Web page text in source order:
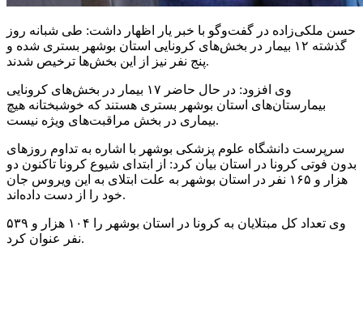
حسن ملکی‌زاده در گفت‌وگو با خبر یار اظهار داشت: طی شبانه روز
گذشته ۱۲ بیمار در بخش‌های کرونایی استان بوشهر بستری شده و
پنج نفر نیز از این بخش‌ها ترخیص شدند.
وی افزود: در حال حاضر ۱۷ بیمار در بخش‌های کرونایی
بیمارستان‌های استان بوشهر بستری هستند که خوشبختانه هیچ
بیماری در بخش مراقبت‌های ویژه نیست.
سرپرست دانشگاه علوم پزشکی بوشهر با اشاره به تداوم روزهای
بدون فوتی کرونا در استان بیان کرد: از ابتدای شیوع کرونا تاکنون دو
هزار و ۱۶۵ نفر در استان بوشهر به علت ابتلای به این ویروس جان
خود را از دست داده‌اند.
وی تعداد کل مبتلایان به کرونا در استان بوشهر را ۱۰۴ هزار و ۵۳۹
نفر عنوان کرد.